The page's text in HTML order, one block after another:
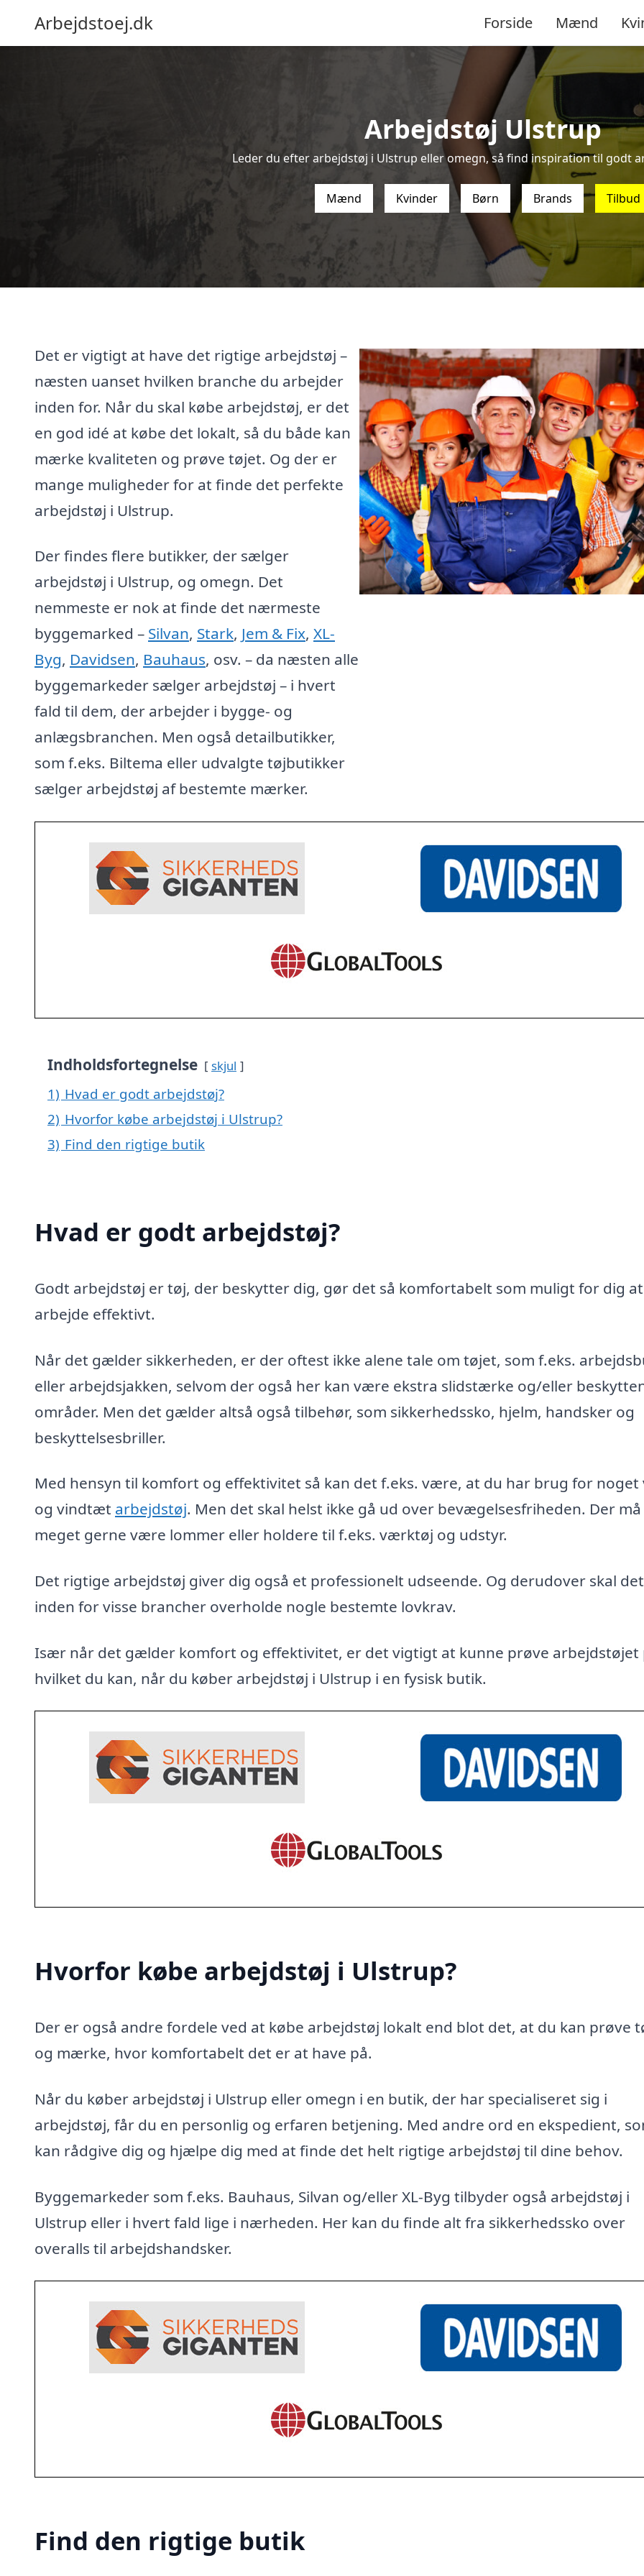
Arbejdstoej.dk Forside Mænd
Arbejdstøj Ulstrup
Leder du efter arbejdstøj i Ulstrup eller omegn, så find inspiration til godt
Mænd Kvinder Børn Brands Tilbud
Det er vigtigt at have det rigtige arbejdstøj –
næsten uanset hvilken branche du arbejder
inden for. Når du skal købe arbejdstøj, er det
en god idé at købe det lokalt, så du både kan
mærke kvaliteten og prøve tøjet. Og der er
mange muligheder for at finde det perfekte
arbejdstøj i Ulstrup.
Der findes flere butikker, der sælger
arbejdstøj i Ulstrup, og omegn. Det
nemmeste er nok at finde det nærmeste
byggemarked – Silvan, Stark, Jem & Fix, XL-
Byg, Davidsen, Bauhaus, osv. – da næsten alle
byggemarkeder sælger arbejdstøj – i hvert
fald til dem, der arbejder i bygge- og
anlægsbranchen. Men også detailbutikker,
som f.eks. Biltema eller udvalgte tøjbutikker
sælger arbejdstøj af bestemte mærker.
Indholdsfortegnelse skjul
1) Hvad er godt arbejdstøj?
2) Hvorfor købe arbejdstøj i Ulstrup?
3) Find den rigtige butik
Hvad er godt arbejdstøj?
Godt arbejdstøj er tøj, der beskytter dig, gør det så komfortabelt som muligt for dig at
arbejde effektivt.
Når det gælder sikkerheden, er der oftest ikke alene tale om tøjet, som f.eks.
eller arbejdsjakken, selvom der også her kan være ekstra slidstærke og/eller
områder. Men det gælder altså også tilbehør, som sikkerhedssko, hjelm, handsker og
beskyttelsesbriller.
Med hensyn til komfort og effektivitet så kan det f.eks. være, at du har brug for noget
og vindtæt arbejdstøj. Men det skal helst ikke gå ud over bevægelsesfriheden. Der
meget gerne være lommer eller holdere til f.eks. værktøj og udstyr.
Det rigtige arbejdstøj giver dig også et professionelt udseende. Og derudover skal det
inden for visse brancher overholde nogle bestemte lovkrav.
Især når det gælder komfort og effektivitet, er det vigtigt at kunne prøve arbejdstøjet
hvilket du kan, når du køber arbejdstøj i Ulstrup i en fysisk butik.
Hvorfor købe arbejdstøj i Ulstrup?
Der er også andre fordele ved at købe arbejdstøj lokalt end blot det, at du kan prøve
og mærke, hvor komfortabelt det er at have på.
Når du køber arbejdstøj i Ulstrup eller omegn i en butik, der har specialiseret sig i
arbejdstøj, får du en personlig og erfaren betjening. Med andre ord en ekspedient,
kan rådgive dig og hjælpe dig med at finde det helt rigtige arbejdstøj til dine behov.
Byggemarkeder som f.eks. Bauhaus, Silvan og/eller XL-Byg tilbyder også arbejdstøj i
Ulstrup eller i hvert fald lige i nærheden. Her kan du finde alt fra sikkerhedssko over
overalls til arbejdshandsker.
Find den rigtige butik